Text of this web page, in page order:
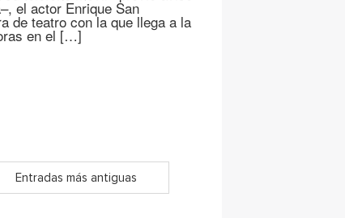
el actor Enrique San
de teatro con la que llega a la
en el […]
Entradas más antiguas